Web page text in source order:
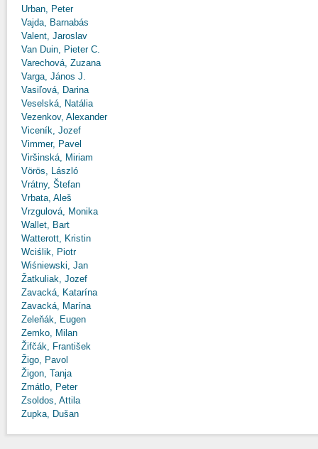
Urban, Peter
Vajda, Barnabás
Valent, Jaroslav
Van Duin, Pieter C.
Varechová, Zuzana
Varga, János J.
Vasiľová, Darina
Veselská, Natália
Vezenkov, Alexander
Viceník, Jozef
Vimmer, Pavel
Viršinská, Miriam
Vörös, László
Vrátny, Štefan
Vrbata, Aleš
Vrzgulová, Monika
Wallet, Bart
Watterott, Kristin
Wciślik, Piotr
Wiśniewski, Jan
Žatkuliak, Jozef
Zavacká, Katarína
Zavacká, Marína
Zeleňák, Eugen
Zemko, Milan
Žifčák, František
Žigo, Pavol
Žigon, Tanja
Zmátlo, Peter
Zsoldos, Attila
Zupka, Dušan